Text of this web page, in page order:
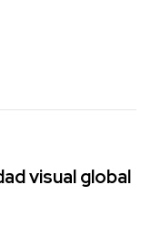
visual global